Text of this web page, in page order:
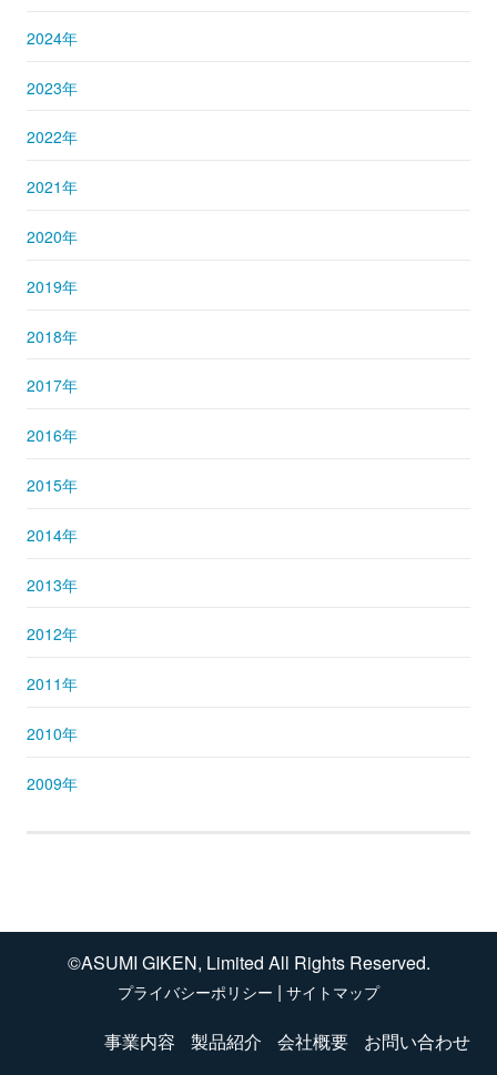
2024年
2023年
2022年
2021年
2020年
2019年
2018年
2017年
2016年
2015年
2014年
2013年
2012年
2011年
2010年
2009年
©ASUMI GIKEN, Limited All Rights Reserved.
プライバシーポリシー | サイトマップ
事業内容 製品紹介 会社概要 お問い合わせ